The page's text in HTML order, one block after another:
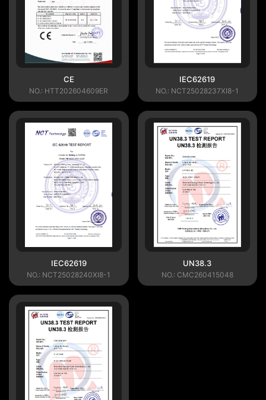
CE
NO.: HTT202604609ER
IEC62619
NO.: NCT25028237XI8-1
IEC62619
NO.: NCT25028240XI8-1
UN38.3
NO.: CMC260415048